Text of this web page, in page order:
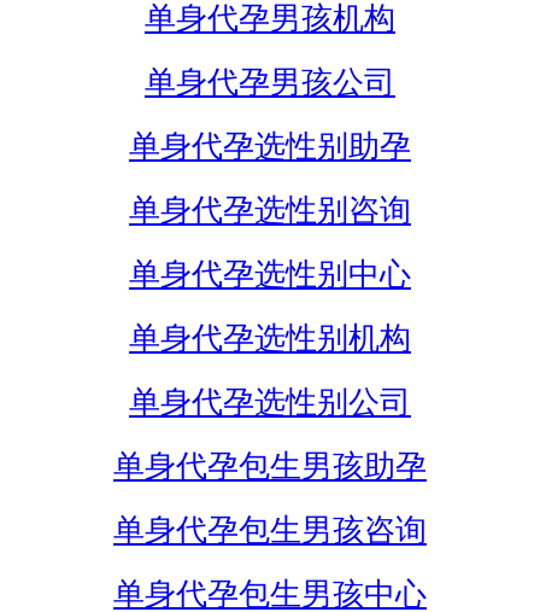
单身代孕男孩机构
单身代孕男孩公司
单身代孕选性别助孕
单身代孕选性别咨询
单身代孕选性别中心
单身代孕选性别机构
单身代孕选性别公司
单身代孕包生男孩助孕
单身代孕包生男孩咨询
单身代孕包生男孩中心